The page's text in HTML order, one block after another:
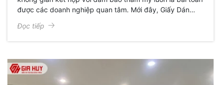
được các doanh nghiệp quan tâm. Mới đây, Giấy Dán
decal mờ in họa tiết cho quán anh Cường, mang lại một
diện mạo hoàn toàn mới: Sang trọng, chuyên nghiệp và
Đọc tiếp